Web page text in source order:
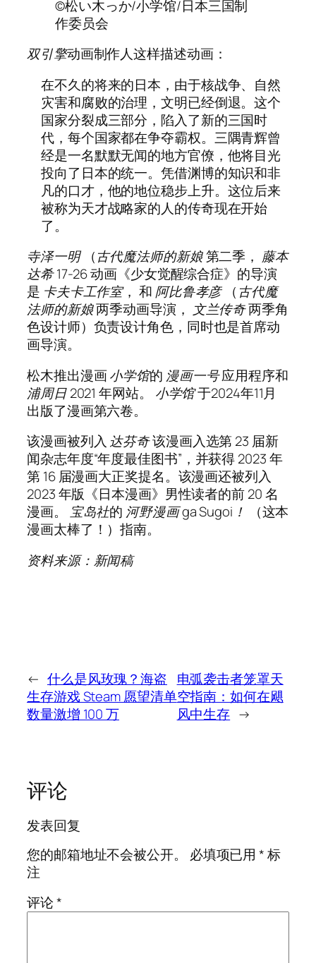
©松い木っか/小学馆/日本三国制
作委员会
双引擎动画制作人这样描述动画：
在不久的将来的日本，由于核战争、自然
灾害和腐败的治理，文明已经倒退。这个
国家分裂成三部分，陷入了新的三国时
代，每个国家都在争夺霸权。三隅青辉曾
经是一名默默无闻的地方官僚，他将目光
投向了日本的统一。凭借渊博的知识和非
凡的口才，他的地位稳步上升。这位后来
被称为天才战略家的人的传奇现在开始
了。
寺泽一明（古代魔法师的新娘第二季， 藤本
达希 17-26动画《少女觉醒综合症》的导演
是 卡夫卡工作室， 和 阿比鲁孝彦（ 古代魔
法师的新娘两季动画导演， 文兰传奇两季角
色设计师）负责设计角色，同时也是首席动
画导演。
松木推出漫画小学馆的 漫画一号应用程序和
浦周日2021 年网站。 小学馆于2024年11月
出版了漫画第六卷。
该漫画被列入达芬奇该漫画入选第 23 届新
闻杂志年度“年度最佳图书”，并获得 2023 年
第 16 届漫画大正奖提名。该漫画还被列入
2023 年版《日本漫画》男性读者的前 20 名
漫画。 宝岛社的 河野漫画 ga Sugoi！
（这本
漫画太棒了！）指南。
资料来源：新闻稿
← 什么是风玫瑰？海盗
生存游戏 Steam 愿望清单
数量激增 100 万
电弧袭击者笼罩天
空指南：如何在飓
风中生存 →
评论
发表回复
您的邮箱地址不会被公开。
必填项已用*标
注
评论*